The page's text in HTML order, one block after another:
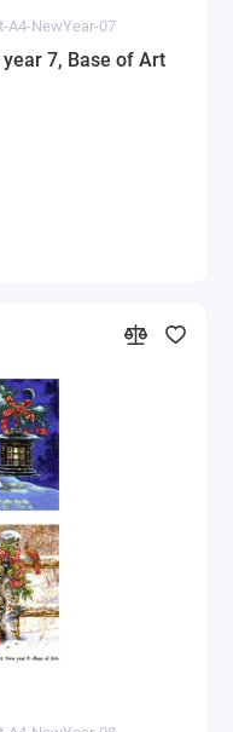
A4-NewYear-07
7, Base of Art